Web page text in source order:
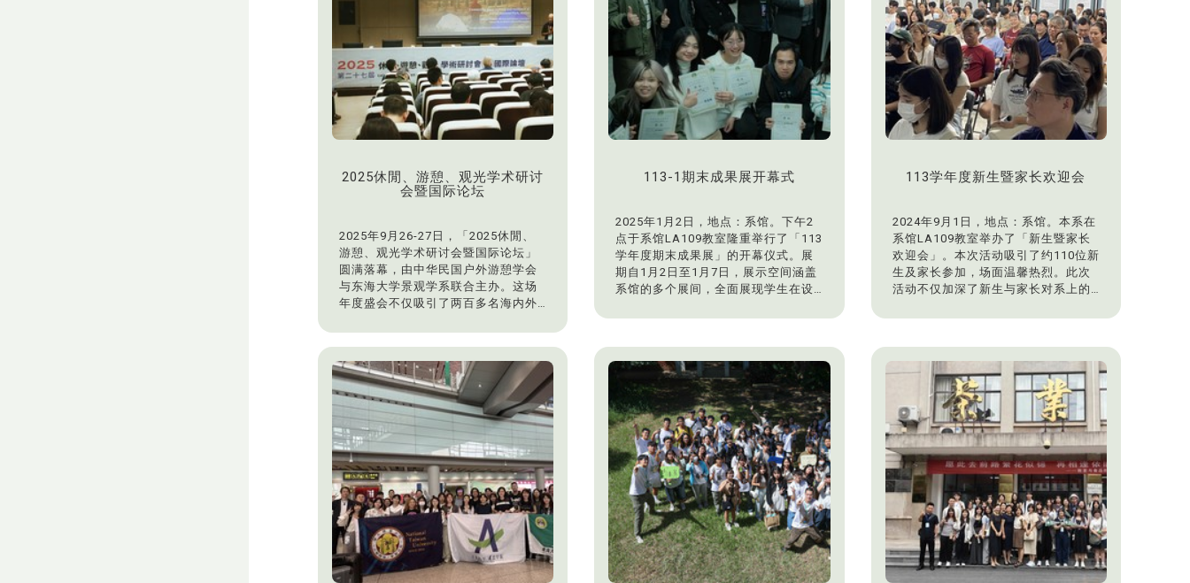
2025休閒、游憩、观光学术研讨
会暨国际论坛
2025年9月26-27日，「2025休閒、
游憩、观光学术研讨会暨国际论坛」
圆满落幕，由中华民国户外游憩学会
与东海大学景观学系联合主办。这场
年度盛会不仅吸引了两百多名海内外
永续休閒、游憩景观，为台湾休閒观
力与崭新思维。
为期两天的活动首日（9月26日），国
际论坛于东海大学求真厅隆重举行。
本次活动主题紧扣联合国SDGs核心目
标，以「永续休閒、游憩景观：2050
议程」（Sustainable Leisurescape:
Agenda 2050）为主题，邀请到三位
重量级国际学者担任主讲人，吸引了
119名学者专家共襄盛举。
次日（9月27日）的学术研讨会投稿盛
况，亦见证了学界对此议题的高度关
注。此次共收到133篇论文投稿，经匿
名审查后，最终接受79篇口头发表及
113-1期末成果展开幕式
2025年1月2日，地点：系馆。下午2
点于系馆LA109教室隆重举行了「113
学年度期末成果展」的开幕仪式。展
期自1月2日至1月7日，展示空间涵盖
系馆的多个展间，全面展现学生在设
开幕仪式由校长张国恩敲响锣声揭开
中对学生们的努力与创意表达高度肯
定，并鼓励大家持续在设计的道路上
探索与创新。校长张国恩则讚扬此次
展览汇聚了多样化与创意性的作品，
展现出东海学子的无限潜力。他感谢
师生的共同努力，让成果展得以圆满
呈现。同时，创艺学院许和捷院长特
别提醒学生们，设计工作固然需要投
入心力，但劳逸结合亦是重要的一
环。
本次成果展由系上全体师生携手合
作，在有限的时间内完成布展，展现
了无与伦比的团队精神与专业素养。
113学年度新生暨家长欢迎会
2024年9月1日，地点：系馆。本系在
系馆LA109教室举办了「新生暨家长
欢迎会」。本次活动吸引了约110位新
生及家长参加，场面温馨热烈。此次
活动不仅加深了新生与家长对系上的
了坚实的基础。景观学系期待新生在